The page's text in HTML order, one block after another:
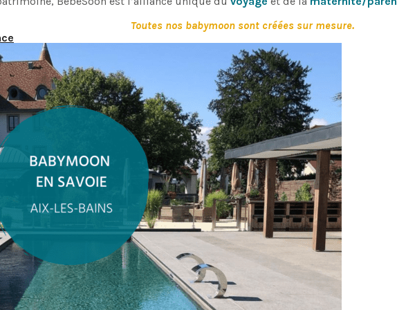
Toutes nos babymoon sont créées sur mesure.